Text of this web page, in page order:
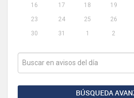
16
17 18 19
23
24 25 26
30
31 1 2
BÚSQUEDA